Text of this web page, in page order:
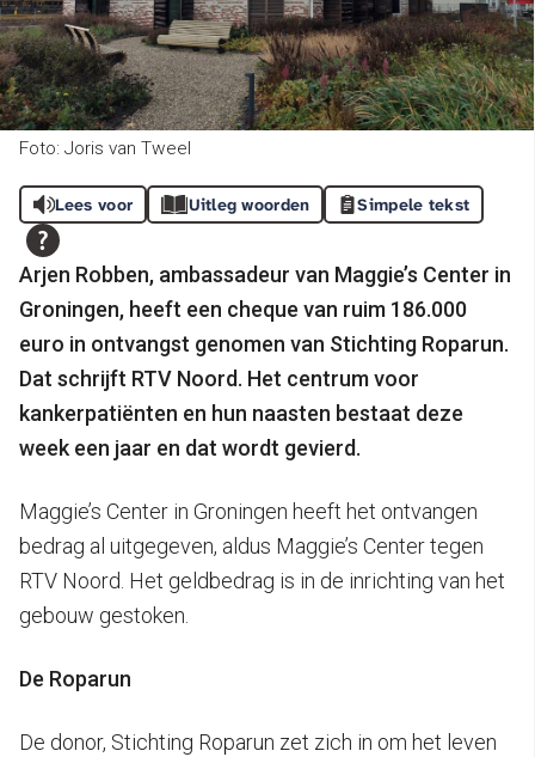
Foto: Joris van Tweel
Lees voor Uitleg woorden Simpele tekst
Arjen Robben, ambassadeur van Maggie’s Center in
Groningen, heeft een cheque van ruim 186.000
euro in ontvangst genomen van Stichting Roparun.
Dat schrijft RTV Noord. Het centrum voor
kankerpatiënten en hun naasten bestaat deze
week een jaar en dat wordt gevierd.
Maggie’s Center in Groningen heeft het ontvangen
bedrag al uitgegeven, aldus Maggie’s Center tegen
RTV Noord. Het geldbedrag is in de inrichting van het
gebouw gestoken.
De Roparun
De donor, Stichting Roparun zet zich in om het leven